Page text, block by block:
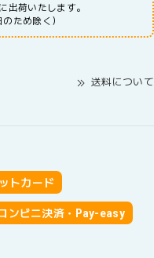
出荷いたします。
ため除く）
送料について
トカード
ンビニ決済・Pay-easy